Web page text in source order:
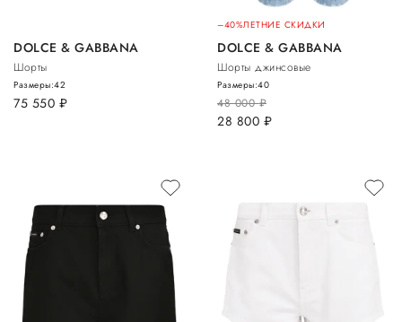
DOLCE & GABBANA
Шорты
75 550 руб.
Размеры:42
–40%ЛЕТНИЕ СКИДКИ
DOLCE & GABBANA
Шорты джинсовые
48 000руб.
28 800 руб.
Размеры:40